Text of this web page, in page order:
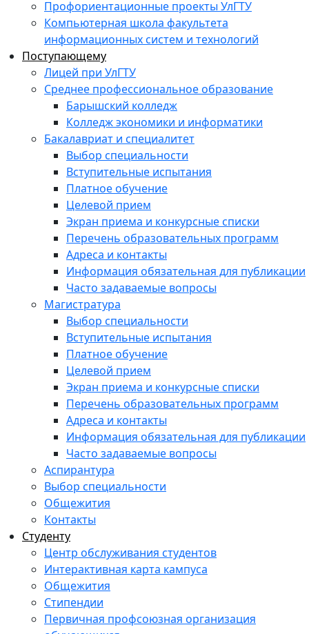
Профориентационные проекты УлГТУ
Компьютерная школа факультета
информационных систем и технологий
Поступающему
Лицей при УлГТУ
Среднее профессиональное образование
Барышский колледж
Колледж экономики и информатики
Бакалавриат и специалитет
Выбор специальности
Вступительные испытания
Платное обучение
Целевой прием
Экран приема и конкурсные списки
Перечень образовательных программ
Адреса и контакты
Информация обязательная для публикации
Часто задаваемые вопросы
Магистратура
Выбор специальности
Вступительные испытания
Платное обучение
Целевой прием
Экран приема и конкурсные списки
Перечень образовательных программ
Адреса и контакты
Информация обязательная для публикации
Часто задаваемые вопросы
Аспирантура
Выбор специальности
Общежития
Контакты
Студенту
Центр обслуживания студентов
Интерактивная карта кампуса
Общежития
Стипендии
Первичная профсоюзная организация